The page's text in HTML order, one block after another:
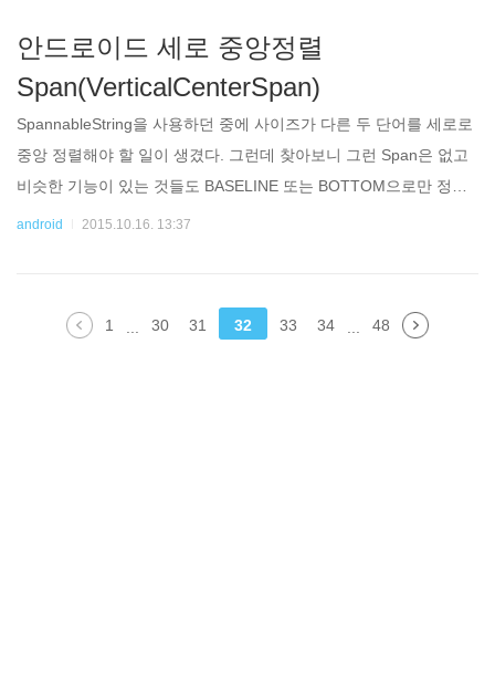
안드로이드 세로 중앙정렬
Span(VerticalCenterSpan)
SpannableString을 사용하던 중에 사이즈가 다른 두 단어를 세로로
중앙 정렬해야 할 일이 생겼다. 그런데 찾아보니 그런 Span은 없고
비슷한 기능이 있는 것들도 BASELINE 또는 BOTTOM으로만 정렬
이 가능했다. 그래서 간단하게 Span 클래스를 하나 만들었다. 단, 주
t android.graphics.Canvas; import android.graphi
android 2015.10.16. 13:37
1 30 31 32 33 34 48